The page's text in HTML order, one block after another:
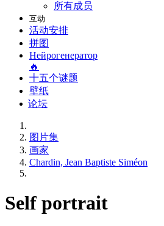
所有成员
互动
活动安排
拼图
Нейрогенератор
🔥
十五个谜题
壁纸
论坛
图片集
画家
Chardin, Jean Baptiste Siméon
Self portrait